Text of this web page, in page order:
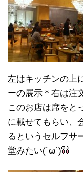
左はキッチンの上
ーの展示＊右は注
このお店は席をと
に載せてもらい、
るというセルフサ
堂みたい(´ω`)